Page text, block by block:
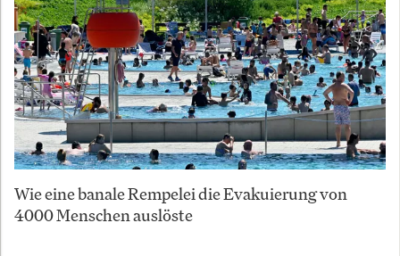
Wie eine banale Rempelei die Evakuierung von
4000 Menschen auslöste